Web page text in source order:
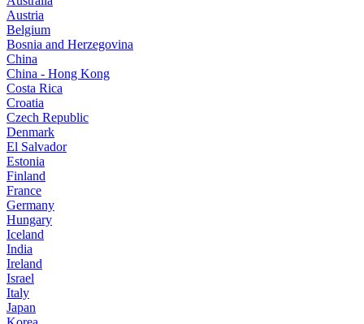
Austria
Belgium
Bosnia and Herzegovina
China
China - Hong Kong
Costa Rica
Croatia
Czech Republic
Denmark
El Salvador
Estonia
Finland
France
Germany
Hungary
Iceland
India
Ireland
Israel
Italy
Japan